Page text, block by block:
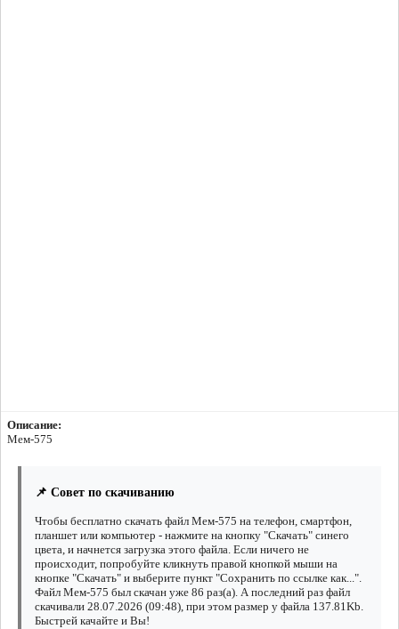
Описание:
Мем-575
📌 Совет по скачиванию
Чтобы бесплатно скачать файл Мем-575 на телефон, смартфон,
планшет или компьютер - нажмите на кнопку "Скачать" синего
цвета, и начнется загрузка этого файла. Если ничего не
происходит, попробуйте кликнуть правой кнопкой мыши на
кнопке "Скачать" и выберите пункт "Сохранить по ссылке как...".
Файл Мем-575 был скачан уже 86 раз(а). А последний раз файл
скачивали 28.07.2026 (09:48), при этом размер у файла 137.81Kb.
Быстрей качайте и Вы!